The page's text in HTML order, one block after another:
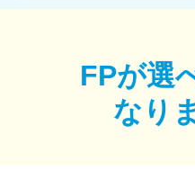
FPが選
なり